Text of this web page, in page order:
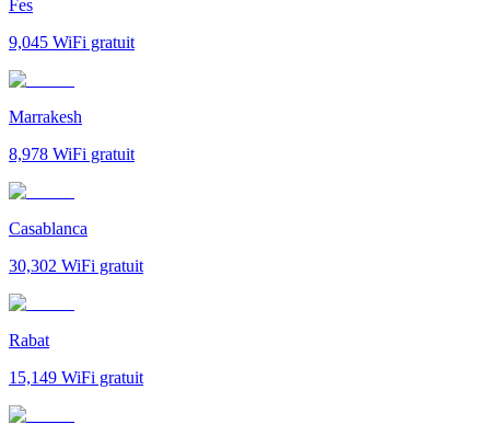
Fes
9,045 WiFi gratuit
Marrakesh
8,978 WiFi gratuit
Casablanca
30,302 WiFi gratuit
Rabat
15,149 WiFi gratuit